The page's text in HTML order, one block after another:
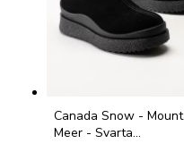
Canada Snow - Mount
Meer - Svarta